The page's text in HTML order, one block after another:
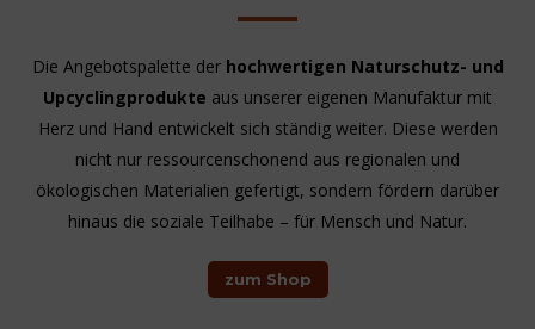
Die Angebotspalette der hochwertigen Naturschutz- und
Upcyclingprodukte aus unserer eigenen Manufaktur mit
Herz und Hand entwickelt sich ständig weiter. Diese werden
nicht nur ressourcenschonend aus regionalen und
ökologischen Materialien gefertigt, sondern fördern darüber
hinaus die soziale Teilhabe – für Mensch und Natur.
zum Shop